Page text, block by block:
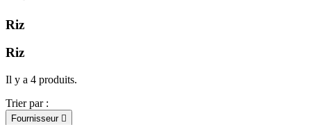
Riz
Riz
Il y a 4 produits.
Trier par :
Fournisseur 